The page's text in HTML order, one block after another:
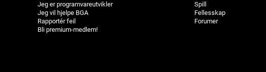
Jeg er programvareutvikler
Jeg vil hjelpe BGA
Rapportér feil
Bli premium-medlem!
Spill
Fellesskap
Forumer